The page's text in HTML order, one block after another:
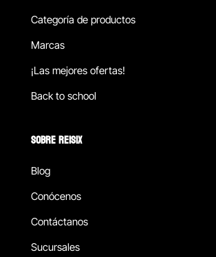
Categoría de productos
Marcas
¡Las mejores ofertas!
Back to school
SOBRE REISIX
Blog
Conócenos
Contáctanos
Sucursales